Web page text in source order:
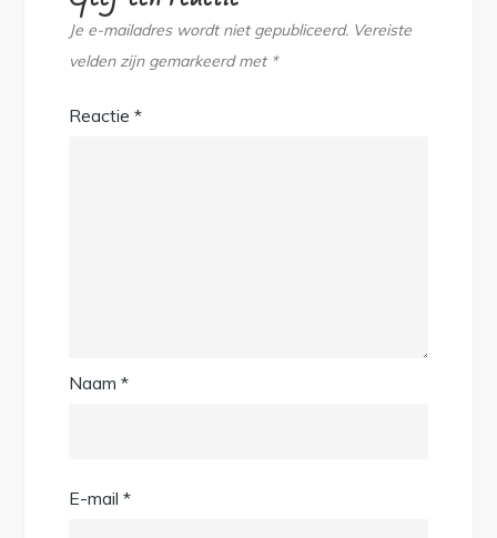
Je e-mailadres wordt niet gepubliceerd. Vereiste
velden zijn gemarkeerd met *
Reactie*
Naam*
E-mail*